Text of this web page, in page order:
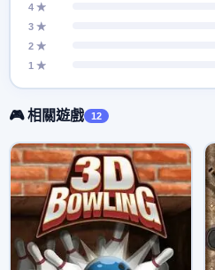
4 ★
3 ★
2 ★
1 ★
🎮 相關遊戲 12